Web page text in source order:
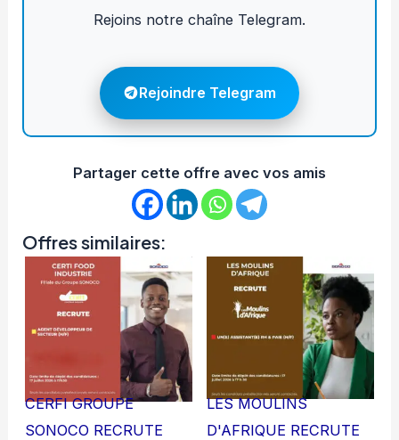
Rejoins notre chaîne Telegram.
Rejoindre Telegram
Partager cette offre avec vos amis
Offres similaires:
CERFI GROUPE
SONOCO RECRUTE
LES MOULINS
D'AFRIQUE RECRUTE